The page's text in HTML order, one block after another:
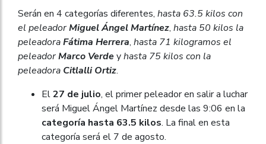
Serán en 4 categorías diferentes, hasta 63.5 kilos con
el peleadorMiguel Ángel Martínez, hasta 50 kilos la
peleadoraFátima Herrera, hasta 71 kilogramos el
peleadorMarco Verdeyhasta 75 kilos con la
peleadora Citlalli Ortiz.
El27 de julio, el primer peleador en salir a luchar
será Miguel Ángel Martínez desde las 9:06 en la
categoría hasta 63.5 kilos. La final en esta
categoría será el 7 de agosto.